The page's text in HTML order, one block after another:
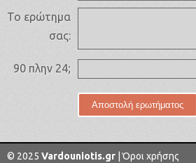
Το ερώτημα
σας:
90 πλην 24;
© 2025 Vardouniotis.gr Όροι χρήσης